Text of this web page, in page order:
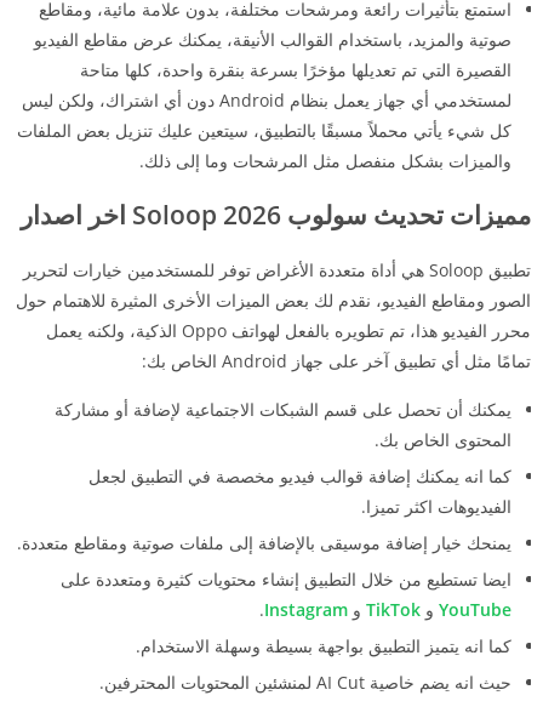
استمتع بتأثيرات رائعة ومرشحات مختلفة، بدون علامة مائية، ومقاطع
صوتية والمزيد، باستخدام القوالب الأنيقة، يمكنك عرض مقاطع الفيديو
القصيرة التي تم تعديلها مؤخرًا بسرعة بنقرة واحدة، كلها متاحة
لمستخدمي أي جهاز يعمل بنظام Android دون أي اشتراك، ولكن ليس
كل شيء يأتي محملاً مسبقًا بالتطبيق، سيتعين عليك تنزيل بعض الملفات
والميزات بشكل منفصل مثل المرشحات وما إلى ذلك.
مميزات تحديث سولوب 2026 Soloop اخر اصدار
تطبيق Soloop هي أداة متعددة الأغراض توفر للمستخدمين خيارات لتحرير
الصور ومقاطع الفيديو، نقدم لك بعض الميزات الأخرى المثيرة للاهتمام حول
محرر الفيديو هذا، تم تطويره بالفعل لهواتف Oppo الذكية، ولكنه يعمل
تمامًا مثل أي تطبيق آخر على جهاز Android الخاص بك:
يمكنك أن تحصل على قسم الشبكات الاجتماعية لإضافة أو مشاركة
المحتوى الخاص بك.
كما انه يمكنك إضافة قوالب فيديو مخصصة في التطبيق لجعل
الفيديوهات اكثر تميزا.
يمنحك خيار إضافة موسيقى بالإضافة إلى ملفات صوتية ومقاطع متعددة.
ايضا تستطيع من خلال التطبيق إنشاء محتويات كثيرة ومتعددة على
YouTube و TikTok و Instagram
.
كما انه يتميز التطبيق بواجهة بسيطة وسهلة الاستخدام.
حيث انه يضم خاصية AI Cut لمنشئين المحتويات المحترفين.